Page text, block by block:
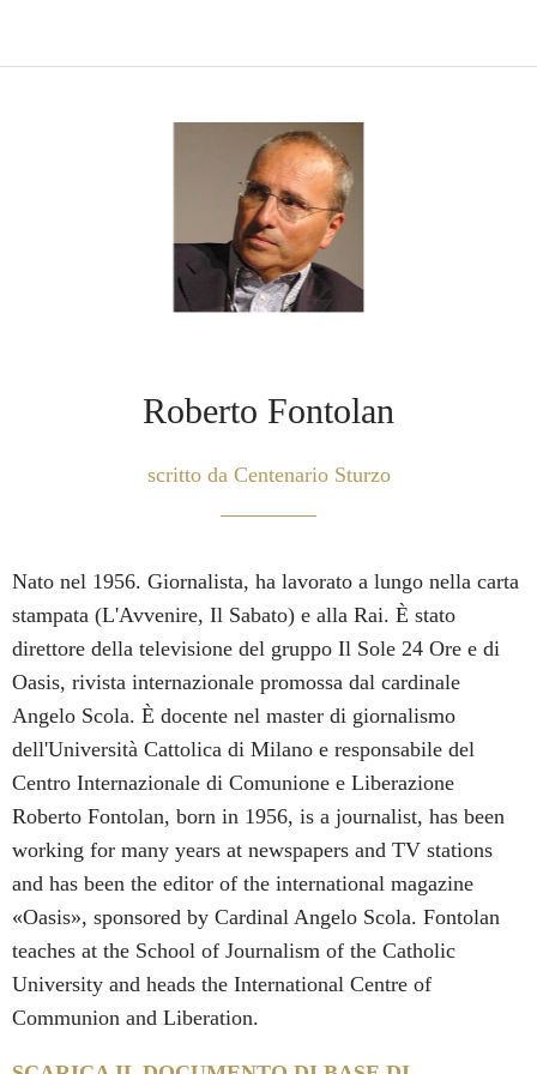
Roberto Fontolan
scritto da Centenario Sturzo
Nato nel 1956. Giornalista, ha lavorato a lungo nella carta
stampata (L'Avvenire, Il Sabato) e alla Rai. È stato
direttore della televisione del gruppo Il Sole 24 Ore e di
Oasis, rivista internazionale promossa dal cardinale
Angelo Scola. È docente nel master di giornalismo
dell'Università Cattolica di Milano e responsabile del
Centro Internazionale di Comunione e Liberazione
Roberto Fontolan, born in 1956, is a journalist, has been
working for many years at newspapers and TV stations
and has been the editor of the international magazine
«Oasis», sponsored by Cardinal Angelo Scola. Fontolan
teaches at the School of Journalism of the Catholic
University and heads the International Centre of
Communion and Liberation.